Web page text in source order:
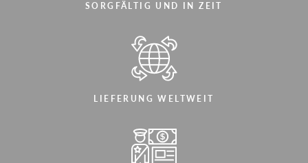
SORGFÄLTIG UND IN ZEIT
LIEFERUNG WELTWEIT